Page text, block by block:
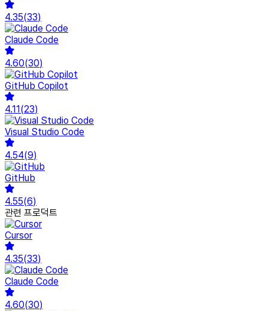
4.35(33)
Claude Code
4.60(30)
GitHub Copilot
4.11(23)
Visual Studio Code
4.54(9)
GitHub
4.55(6)
관련 프로덕트
Cursor
4.35(33)
Claude Code
4.60(30)